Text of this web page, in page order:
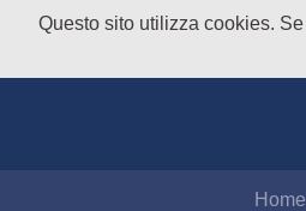
Questo sito utilizza cookies.
Home